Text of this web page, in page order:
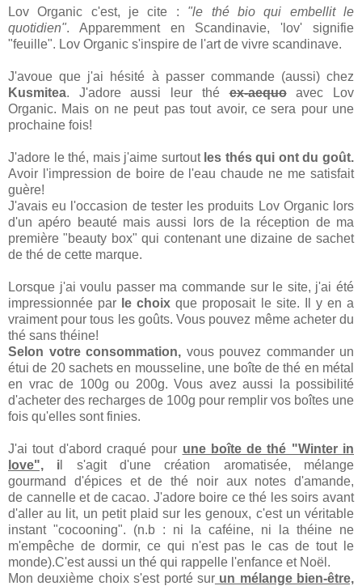
Lov Organic c'est, je cite : "le thé bio qui embellit le
quotidien". Apparemment en Scandinavie, 'lov' signifie
"feuille". Lov Organic s'inspire de l'art de vivre scandinave.
J'avoue que j'ai hésité à passer commande (aussi) chez
Kusmitea. J'adore aussi leur théex-aequoavec Lov
Organic. Mais on ne peut pas tout avoir, ce sera pour une
prochaine fois!
J'adore le thé, mais j'aime surtout les thés qui ont du goût.
Avoir l'impression de boire de l'eau chaude ne me satisfait
guère!
J'avais eu l'occasion de tester les produits Lov Organic lors
d'un apéro beauté mais aussi lors de la réception de ma
première "beauty box" qui contenant une dizaine de sachet
de thé de cette marque.
Lorsque j'ai voulu passer ma commande sur le site, j'ai été
impressionnée par le choix que proposait le site. Il y en a
vraiment pour tous les goûts. Vous pouvez même acheter du
thé sans théine!
Selon votre consommation, vous pouvez commander un
étui de 20 sachets en mousseline, une boîte de thé en métal
en vrac de 100g ou 200g. Vous avez aussi la possibilité
d'acheter des recharges de 100g pour remplir vos boîtes une
fois qu'elles sont finies.
J'ai tout d'abord craqué pour une boîte de thé "Winter in
love", i l s'agit d'une création aromatisée, mélange
gourmand d'épices et de thé noir aux notes d'amande,
de cannelle et de cacao. J'adore boire ce thé les soirs avant
d'aller au lit, un petit plaid sur les genoux, c'est un véritable
instant "cocooning". (n.b : ni la caféine, ni la théine ne
m'empêche de dormir, ce qui n'est pas le cas de tout le
monde).C'est aussi un thé qui rappelle l'enfance et Noël.
Mon deuxième choix s'est porté surun mélange bien-être,